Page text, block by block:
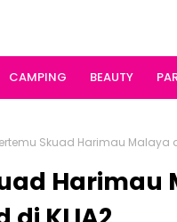
CAMPING BEAUTY
Skuad Harimau Malaya
Harimau